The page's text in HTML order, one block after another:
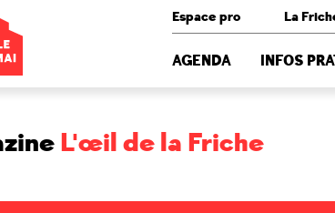
Espace pro La
AGENDA INFOS
L'œil de la Friche
cookies